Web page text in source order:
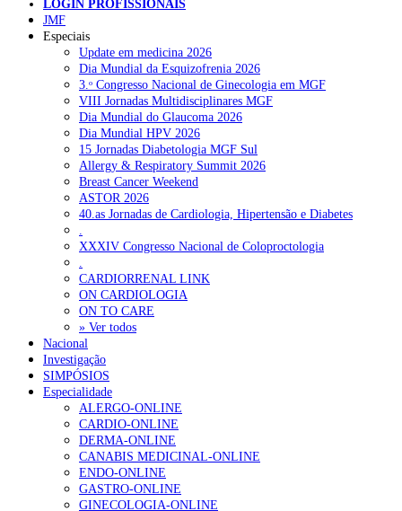
NOTÍCIAS RECENTES
Quase 11.900 jovens recorreram aos cheques psicólogo e
nutricionista no primeiro mês 7 de Agosto, 2026
ULS de Coimbra estreia cirurgia endoscópica do ouvido com
apoio robótico em Portugal 7 de Agosto, 2026
Enfermeiros exigem esclarecimentos sobre eventual gestão
privada da ULS do Algarve 7 de Agosto, 2026
Ordem dos Médicos alerta para riscos no novo sistema de acesso
a consultas e cirurgias 7 de Agosto, 2026
Portugal está a formar os médicos de que precisa? 6 de Agosto,
2026
NOTÍCIAS MAIS LIDAS
Enfermagem Forense. “Da urgência ao tribunal, cada
gesto conta e cada profissional faz a diferença”
203 visualizações
1.º Episódio do Podcast “Frequência Cardio – Sintoniza-
te na Insuficiência Cardíaca” da Bayer
169 visualizações
LOGIN PROFISSIONAIS
JMF
Especiais
Update em medicina 2026
Dia Mundial da Esquizofrenia 2026
3.ᵒ Congresso Nacional de Ginecologia em MGF
VIII Jornadas Multidisciplinares MGF
Dia Mundial do Glaucoma 2026
Dia Mundial HPV 2026
15 Jornadas Diabetologia MGF Sul
Allergy & Respiratory Summit 2026
Breast Cancer Weekend
ASTOR 2026
40.as Jornadas de Cardiologia, Hipertensão e Diabetes
.
XXXIV Congresso Nacional de Coloproctologia
.
CARDIORRENAL LINK
ON CARDIOLOGIA
ON TO CARE
» Ver todos
Nacional
Investigação
SIMPÓSIOS
Especialidade
ALERGO-ONLINE
CARDIO-ONLINE
DERMA-ONLINE
CANABIS MEDICINAL-ONLINE
ENDO-ONLINE
GASTRO-ONLINE
GINECOLOGIA-ONLINE